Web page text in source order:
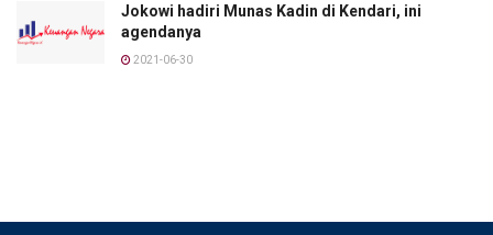
Jokowi hadiri Munas Kadin di Kendari, ini
agendanya
2021-06-30